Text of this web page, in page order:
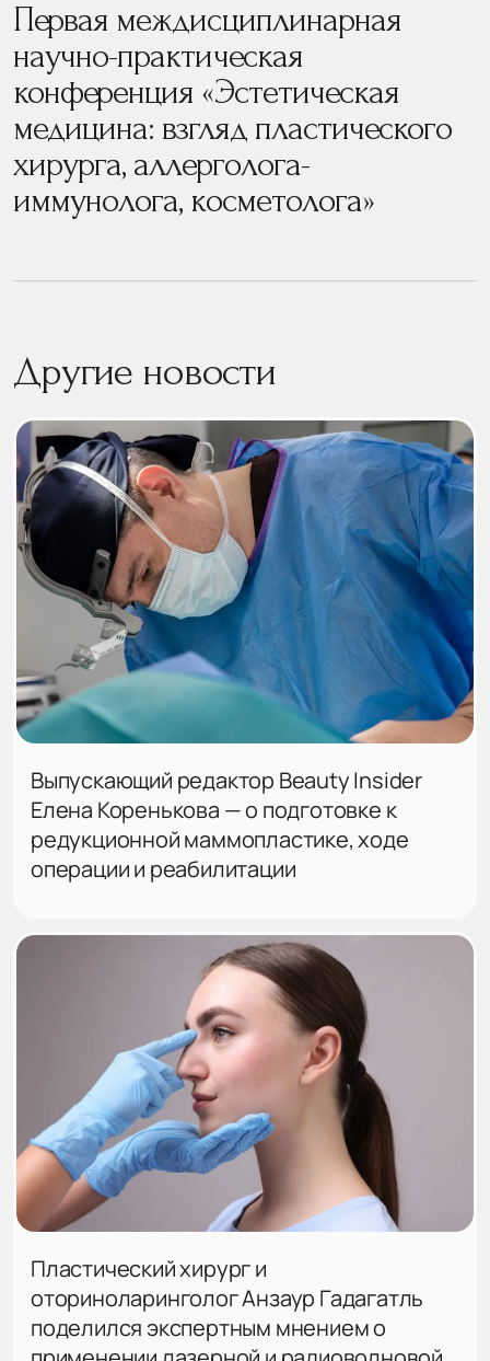
Первая междисциплинарная
научно-практическая
конференция «Эстетическая
медицина: взгляд пластического
хирурга, аллерголога-
иммунолога, косметолога»
Другие новости
Выпускающий редактор Beauty Insider
Елена Коренькова — о подготовке к
редукционной маммопластике, ходе
операции и реабилитации
Пластический хирург и
оториноларинголог Анзаур Гадагатль
поделился экспертным мнением о